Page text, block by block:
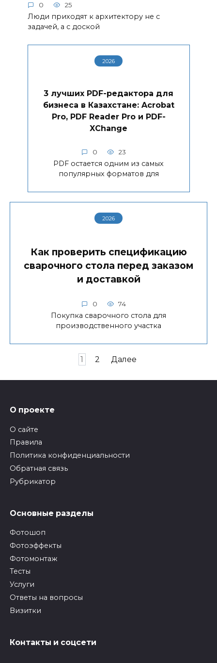
0 25
Люди приходят к архитектору не с
задачей, а с доской
2026
3 лучших PDF-редактора для
бизнеса в Казахстане: Acrobat
Pro, PDF Reader Pro и PDF-
XChange
0 23
PDF остается одним из самых
популярных форматов для
2026
Как проверить спецификацию
сварочного стола перед заказом
и доставкой
0 74
Покупка сварочного стола для
производственного участка
1 2 Далее
О проекте
О сайте
Правила
Политика конфиденциальности
Обратная связь
Рубрикатор
Основные разделы
Фотошоп
Фотоэффекты
Фотомонтаж
Тесты
Услуги
Ответы на вопросы
Визитки
Контакты и соцсети